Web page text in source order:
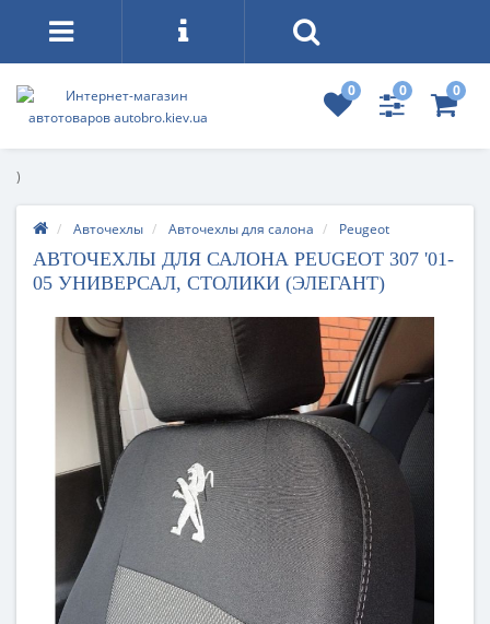
0 0 0
)
Авточехлы Авточехлы для салона Peugeot
АВТОЧЕХЛЫ ДЛЯ САЛОНА PEUGEOT 307 '01-
05 УНИВЕРСАЛ, СТОЛИКИ (ЭЛЕГАНТ)